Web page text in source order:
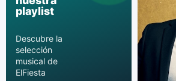
playlist
Descubre la
selección
musical de
ElFiesta